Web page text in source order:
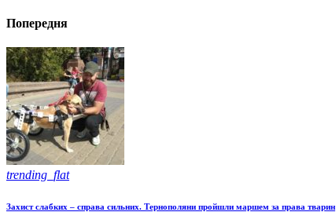
Попередня
trending_flat
Захист слабких – справа сильних. Тернополяни пройшли маршем за права тварин